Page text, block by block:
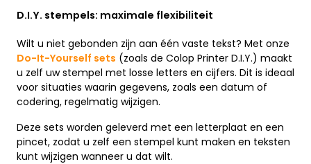
D.I.Y. stempels: maximale flexibiliteit
Wilt u niet gebonden zijn aan één vaste tekst? Met onze
Do-It-Yourself sets (zoals de Colop Printer D.I.Y.) maakt
u zelf uw stempel met losse letters en cijfers. Dit is ideaal
voor situaties waarin gegevens, zoals een datum of
codering, regelmatig wijzigen.
Deze sets worden geleverd met een letterplaat en een
pincet, zodat u zelf een stempel kunt maken en teksten
kunt wijzigen wanneer u dat wilt.